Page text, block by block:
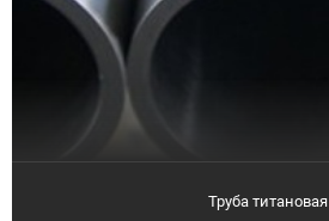
Труба титановая